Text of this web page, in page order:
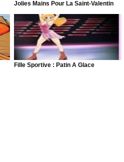
Jolies Mains Pour La Saint-Valentin
Fille Sportive : Patin À Glace